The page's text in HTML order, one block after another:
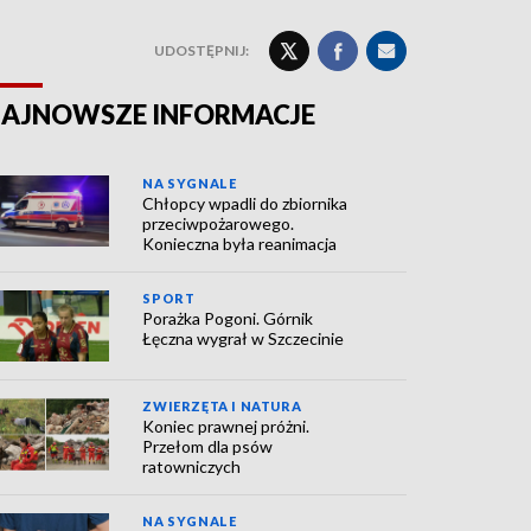
UDOSTĘPNIJ:
INFORMACJE
NA SYGNALE
Chłopcy wpadli do zbiornika
przeciwpożarowego.
Konieczna była reanimacja
SPORT
Porażka Pogoni. Górnik
Łęczna wygrał w Szczecinie
ZWIERZĘTA I NATURA
Koniec prawnej próżni.
Przełom dla psów
ratowniczych
NA SYGNALE